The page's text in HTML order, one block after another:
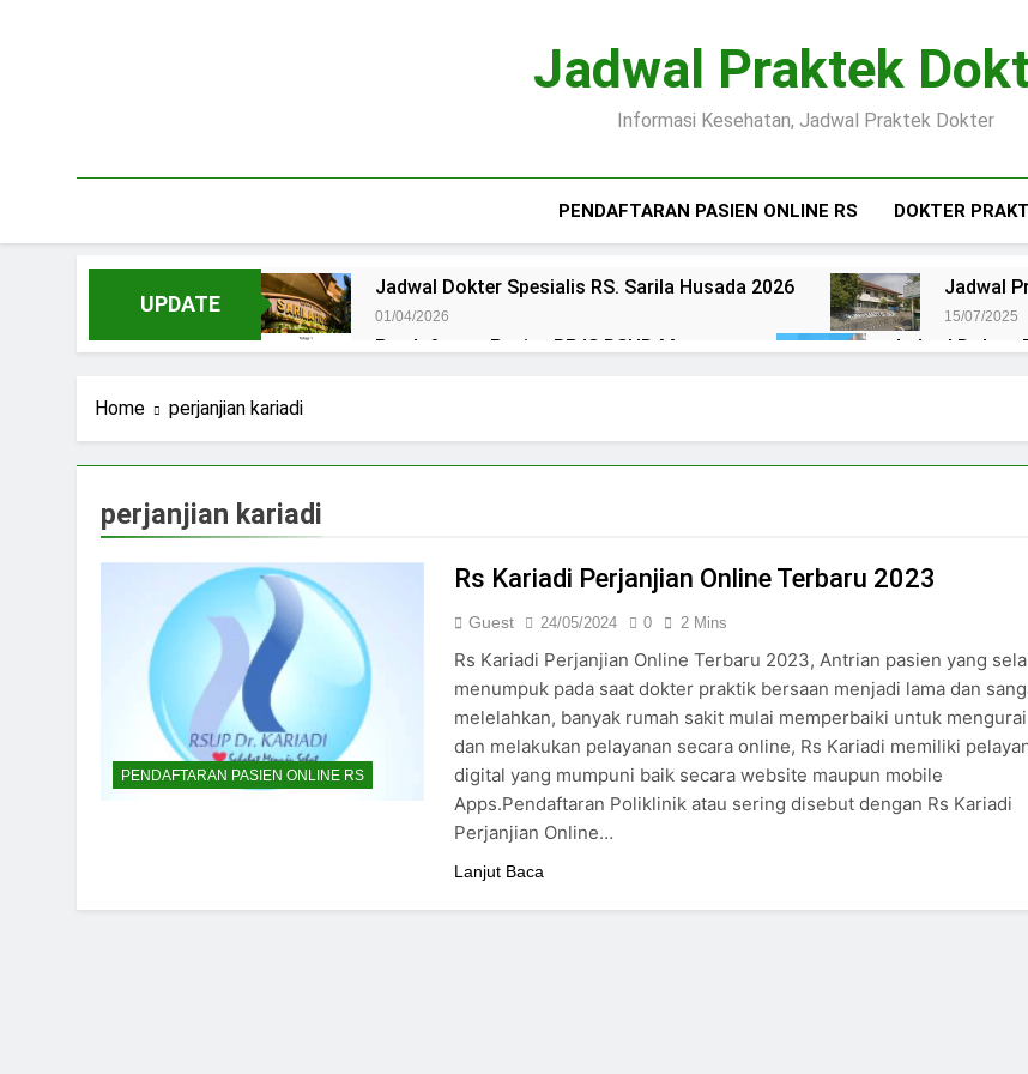
Jadwal Praktek
Informasi Kesehatan, Jadwal Praktek Dokter
PENDAFTARAN PASIEN ONLINE RS DOKTER
UPDATE
Jadwal Dokter Spesialis RS. Sarila Husada 2026
01/04/2026
Jadwal
15/07/2025
Pendaftaran Pasien BPJS RSUD Margono Jadwal Dokter
Jadwal Dokter RS. Puri Asih Salatiga 2025 Jadwal Dokter
Home perjanjian kariadi
perjanjian kariadi
PENDAFTARAN PASIEN ONLINE RS
Rs Kariadi Perjanjian Online Terbaru 2023
Guest 24/05/2024 0 2 Mins
Rs Kariadi Perjanjian Online Terbaru 2023, Antrian pasien yang
menumpuk pada saat dokter praktik bersaan menjadi lama dan
melelahkan, banyak rumah sakit mulai memperbaiki untuk mengurai
dan melakukan pelayanan secara online, Rs Kariadi memiliki
digital yang mumpuni baik secara website maupun mobile
Apps.Pendaftaran Poliklinik atau sering disebut dengan Rs Kariadi
Perjanjian Online…
Lanjut Baca